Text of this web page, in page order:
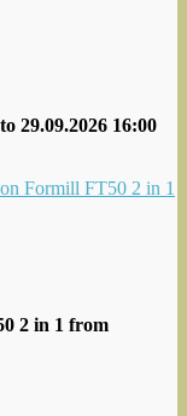
to 29.09.2026 16:00
Formill FT50 2 in 1
2 in 1 from